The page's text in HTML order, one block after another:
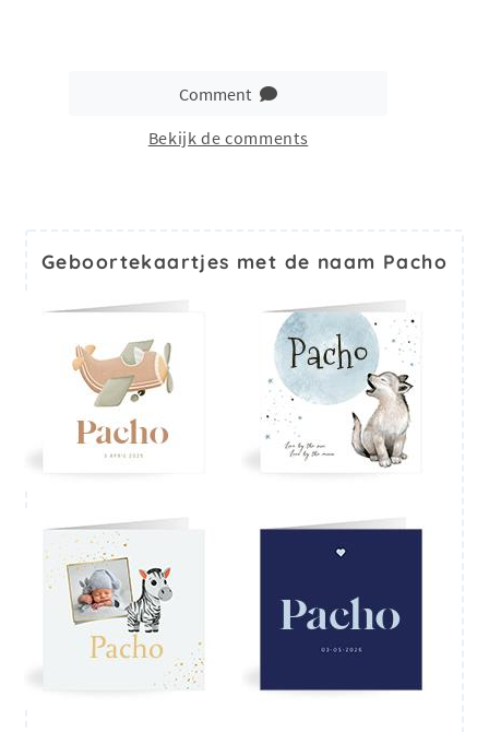
Comment
Bekijk de comments
Geboortekaartjes met de naam Pacho